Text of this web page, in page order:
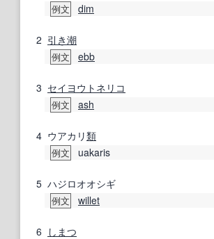
例文 dim
2 引き潮
例文 ebb
3 セイヨウトネリコ
例文 ash
4 ウアカリ類
例文 uakaris
5 ハジロオオシギ
例文 willet
6 しまつ